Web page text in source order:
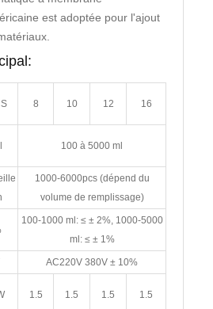
est adoptée pour l'ajout
8 10 12 16
100 à 5000 ml
1000-6000pcs (dépend du
volume de remplissage)
100-1000 ml: ≤ ± 2%, 1000-5000
ml: ≤ ± 1%
AC220V 380V ± 10%
1.5 1.5 1.5 1.5